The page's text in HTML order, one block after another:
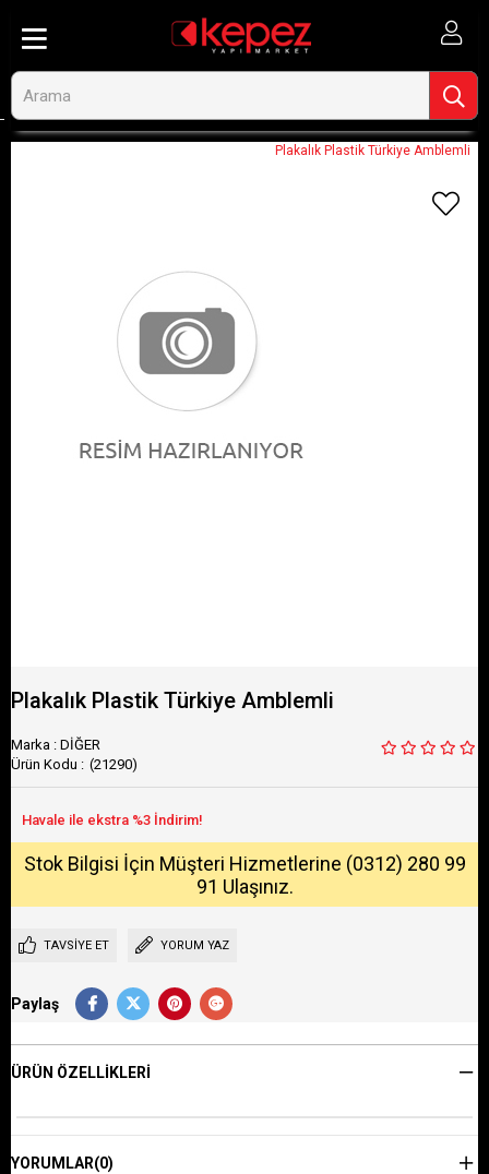
Plakalık Plastik Türkiye Amblemli
Plakalık Plastik Türkiye Amblemli
Marka : DİĞER
(21290)
Stok Bilgisi İçin Müşteri Hizmetlerine (0312) 280 99
91 Ulaşınız.
TAVSIYE ET YORUM YAZ
Paylaş
ÜRÜN ÖZELLIKLERI
YORUMLAR(0)